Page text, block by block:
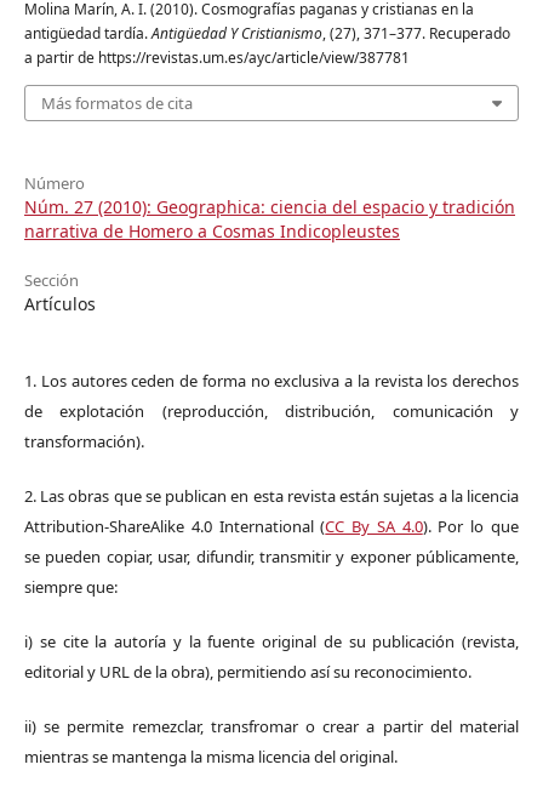
Molina Marín, A. I. (2010). Cosmografías paganas y cristianas en la
antigüedad tardía.Antigüedad Y Cristianismo, (27), 371–377. Recuperado
a partir de https://revistas.um.es/ayc/article/view/387781
Más formatos de cita
Número
Núm. 27 (2010): Geographica: ciencia del espacio y tradición
narrativa de Homero a Cosmas Indicopleustes
Sección
Artículos
1. Los autores ceden de forma no exclusiva a la revista los derechos
de explotación (reproducción, distribución, comunicación y
transformación).
2. Las obras que se publican en esta revista están sujetas a la licencia
Attribution-ShareAlike 4.0 International (CC By SA 4.0). Por lo que
se pueden copiar, usar, difundir, transmitir y exponer públicamente,
siempre que:
i) se cite la autoría y la fuente original de su publicación (revista,
editorial y URL de la obra), permitiendo así su reconocimiento.
ii) se permite remezclar, transfromar o crear a partir del material
mientras se mantenga la misma licencia del original.